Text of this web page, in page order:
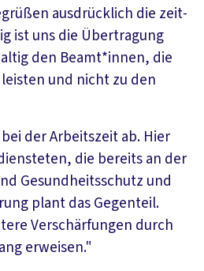
ausdrücklich die zeit-
ist uns die Übertragung
den Beamt*innen, die
und nicht zu den
der Arbeitszeit ab. Hier
die bereits an der
Gesundheitsschutz und
plant das Gegenteil.
Verschärfungen durch
erweisen."